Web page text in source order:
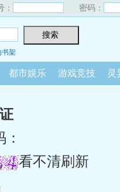
： 密码：
书架
都市娱乐 游戏竞技 灵
看不清刷新